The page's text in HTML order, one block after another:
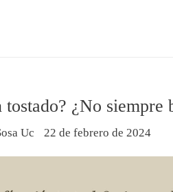
¿No siempre
Uc 22 de febrero de 2024